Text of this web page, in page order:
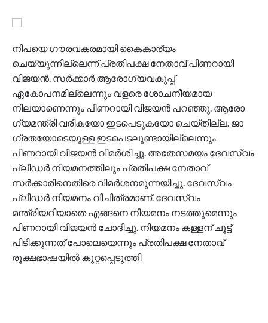
നിപയെ ഗൗരവകരമായി കൈകാര്യം
ചെയ്യുന്നില്ലെന്ന് പ്രതിപക്ഷ നേതാവ് പിണറായി
വിജയൻ. സർക്കാർ ആരോ​ഗ്യവകുപ്പ്
ഏകോപനമില്ലെന്നും വളരെ ശോചനീയമായ
നിലയാണെന്നും പിണറായി വിജയൻ പറഞ്ഞു. ആരോ​
ഗ്യമന്ത്രി വരികയോ ഇടപെടുകയോ ചെയ്തില്ല. ജാ​
ഗ്രതയോടെയുള്ള ഇടപെടലുണ്ടായില്ലെന്നും
പിണറായി വിജയൻ വിമർശിച്ചു. അതേസമയം ദേവസ്വം
പ്ലീഡർ നിയമനത്തിലും പ്രതിപക്ഷ നേതാവ്
സർക്കാരിനെതിരെ വിമർശനമുന്നയിച്ചു. ദേവസ്വം
പ്ലീഡർ നിയമനം വിചിത്രമാണ്. ദേവസ്വം
മന്ത്രിയറിയാതെ എങ്ങനെ നിയമനം നടത്തുമെന്നും
പിണറായി വിജയൻ ചോദിച്ചു. നിയമനം കള്ളന് ചൂട്ട്
പിടിക്കുന്നത് പോലെയെന്നും പ്രതിപക്ഷ നേതാവ്
രൂക്ഷഭാഷയിൽ കുറ്റപ്പെടുത്തി